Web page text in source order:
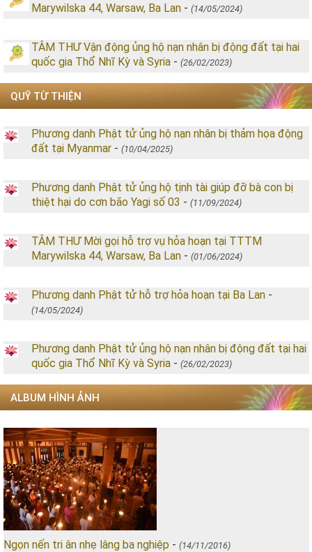
Marywilska 44, Warsaw, Ba Lan - (14/05/2024)
TÂM THƯ Vận động ủng hộ nạn nhân bị động đất tại hai
quốc gia Thổ Nhĩ Kỳ và Syria - (26/02/2023)
QUỸ TỪ THIỆN
Phương danh Phật tử ủng hộ nạn nhân bị thảm họa động
đất tại Myanmar - (10/04/2025)
Phương danh Phật tử ủng hộ tịnh tài giúp đỡ bà con bị
thiệt hại do cơn bão Yagi số 03 - (11/09/2024)
TÂM THƯ Mời gọi hỗ trợ vụ hỏa hoạn tại TTTM
Marywilska 44, Warsaw, Ba Lan - (01/06/2024)
Phương danh Phật tử hỗ trợ hỏa hoạn tại Ba Lan -
(14/05/2024)
Phương danh Phật tử ủng hộ nạn nhân bị động đất tại hai
quốc gia Thổ Nhĩ Kỳ và Syria - (26/02/2023)
ALBUM HÌNH ẢNH
Ngọn nến tri ân nhẹ lâng ba nghiệp - (14/11/2016)